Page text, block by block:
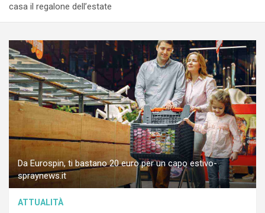
casa il regalone dell’estate
Da Eurospin, ti bastano 20 euro per un capo estivo-
spraynews.it
ATTUALITÀ